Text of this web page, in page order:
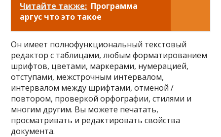
Читайте также: Программа
аргус что это такое
Он имеет полнофункциональный текстовый
редактор с таблицами, любым форматированием
шрифтов, цветами, маркерами, нумерацией,
отступами, межстрочным интервалом,
интервалом между шрифтами, отменой /
повтором, проверкой орфографии, стилями и
многим другим. Вы можете печатать,
просматривать и редактировать свойства
документа.